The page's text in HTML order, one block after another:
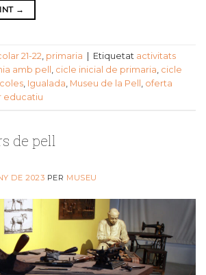
→
21-22, primaria Etiquetat activitats
amb pell , cicle inicial de primaria, cicle
, Igualada, Museu de la Pell , oferta
educatiu
de pell
DE 2023 PER MUSEU